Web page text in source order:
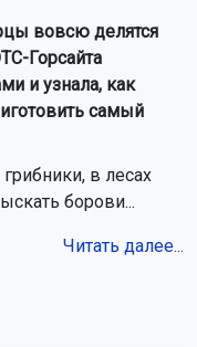
вовсю делятся
Горсайта
и узнала, как
самый
в лесах
борови...
Читать далее...